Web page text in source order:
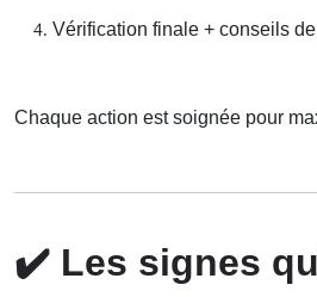
Vérification finale + conseils
Chaque action est soignée pour
✔️ Les signes